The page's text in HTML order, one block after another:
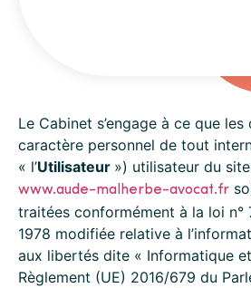
Le Cabinet s’engage à ce que les
caractère personnel de tout
« l’Utilisateur ») utilisateur du
www.aude-malherbe-avocat.fr
traitées conformément à la loi n°
1978 modifiée relative à
aux libertés dite « Informatique
Règlement (UE) 2016/679 du